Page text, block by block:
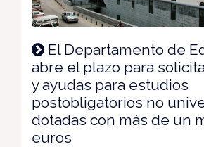
El Departamento de
abre el plazo para
y ayudas para estudios
postobligatorios no
dotadas con más de un
euros